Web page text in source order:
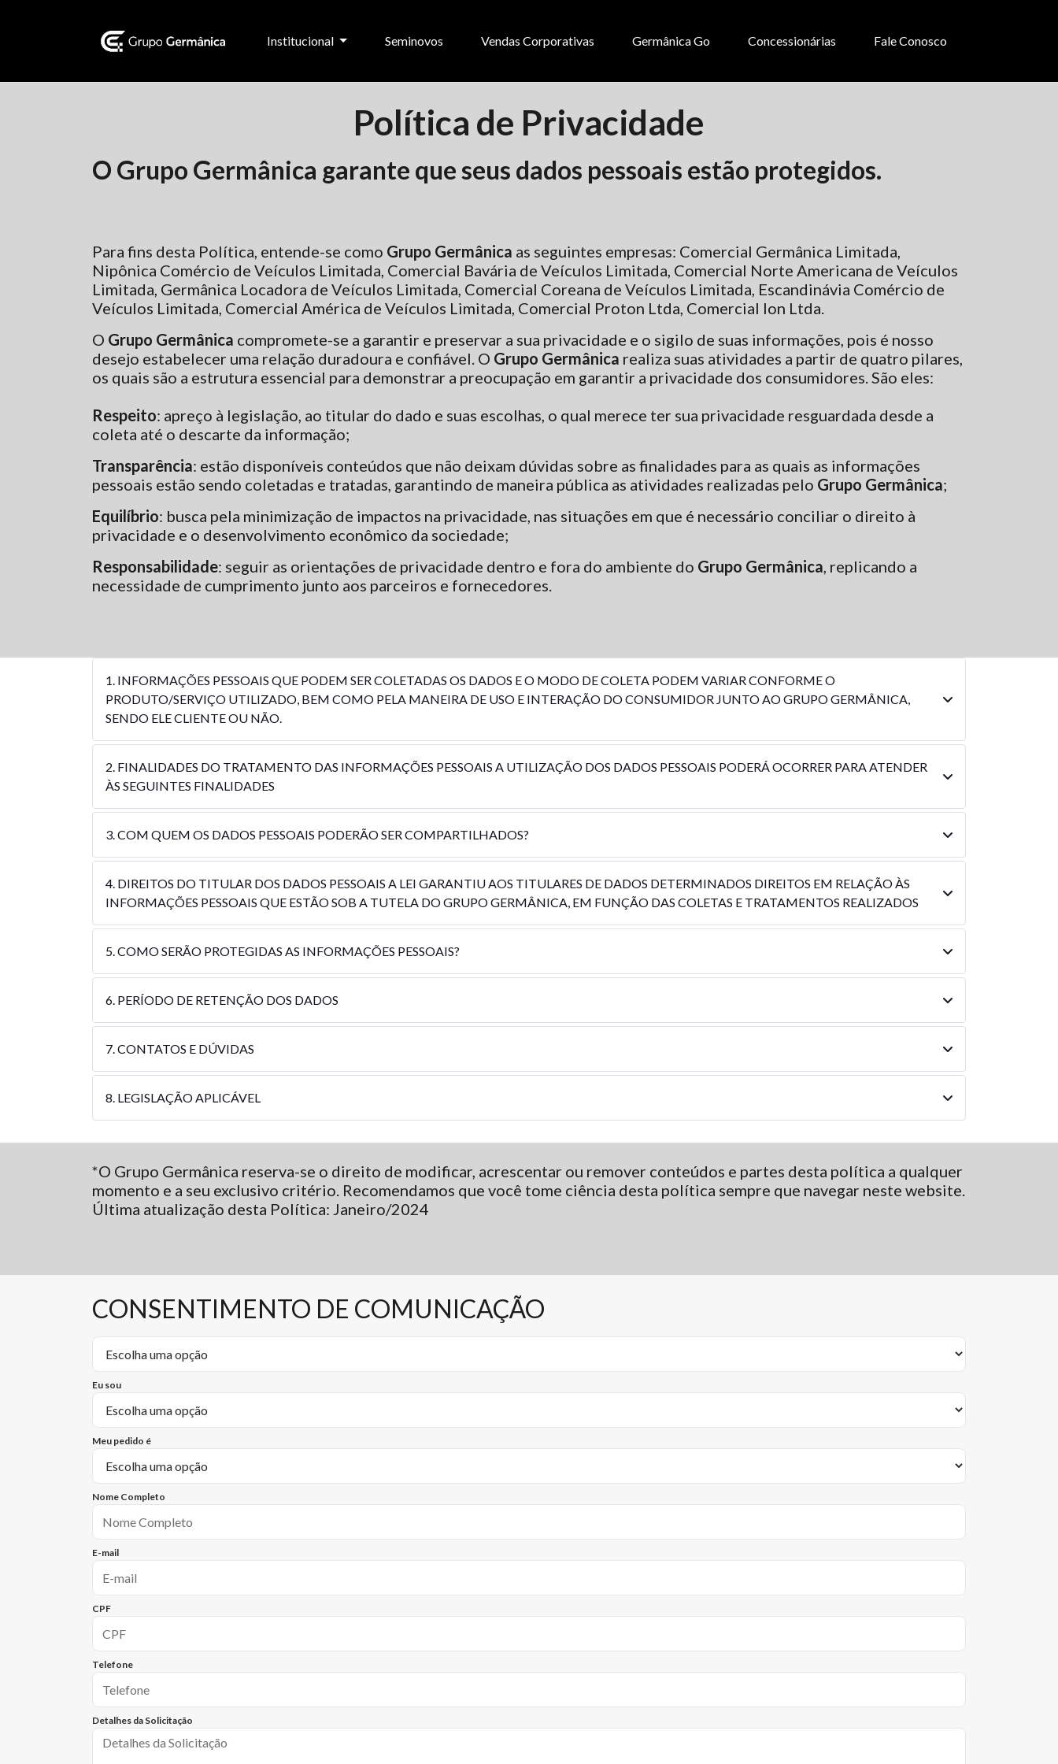
Institucional Seminovos Vendas Corporativas Germânica Go Concessionárias Fale Conosco
Política de Privacidade
O Grupo Germânica garante que seus dados pessoais estão protegidos.
Para fins desta Política, entende-se como Grupo Germânica as seguintes empresas: Comercial Germânica Limitada,
Nipônica Comércio de Veículos Limitada, Comercial Bavária de Veículos Limitada, Comercial Norte Americana de Veículos
Limitada, Germânica Locadora de Veículos Limitada, Comercial Coreana de Veículos Limitada, Escandinávia Comércio de
Veículos Limitada, Comercial América de Veículos Limitada, Comercial Proton Ltda, Comercial Ion Ltda.
O Grupo Germânica compromete-se a garantir e preservar a sua privacidade e o sigilo de suas informações, pois é nosso
desejo estabelecer uma relação duradoura e confiável. O Grupo Germânica realiza suas atividades a partir de quatro pilares,
os quais são a estrutura essencial para demonstrar a preocupação em garantir a privacidade dos consumidores. São eles:
Respeito: apreço à legislação, ao titular do dado e suas escolhas, o qual merece ter sua privacidade resguardada desde a
coleta até o descarte da informação;
Transparência: estão disponíveis conteúdos que não deixam dúvidas sobre as finalidades para as quais as informações
pessoais estão sendo coletadas e tratadas, garantindo de maneira pública as atividades realizadas pelo Grupo Germânica;
Equilíbrio: busca pela minimização de impactos na privacidade, nas situações em que é necessário conciliar o direito à
privacidade e o desenvolvimento econômico da sociedade;
Responsabilidade: seguir as orientações de privacidade dentro e fora do ambiente do Grupo Germânica, replicando a
necessidade de cumprimento junto aos parceiros e fornecedores.
1. INFORMAÇÕES PESSOAIS QUE PODEM SER COLETADAS OS DADOS E O MODO DE COLETA PODEM VARIAR CONFORME O
PRODUTO/SERVIÇO UTILIZADO, BEM COMO PELA MANEIRA DE USO E INTERAÇÃO DO CONSUMIDOR JUNTO AO GRUPO GERMÂNICA,
SENDO ELE CLIENTE OU NÃO.
2. FINALIDADES DO TRATAMENTO DAS INFORMAÇÕES PESSOAIS A UTILIZAÇÃO DOS DADOS PESSOAIS PODERÁ OCORRER PARA ATENDER
ÀS SEGUINTES FINALIDADES
3. COM QUEM OS DADOS PESSOAIS PODERÃO SER COMPARTILHADOS?
4. DIREITOS DO TITULAR DOS DADOS PESSOAIS A LEI GARANTIU AOS TITULARES DE DADOS DETERMINADOS DIREITOS EM RELAÇÃO ÀS
INFORMAÇÕES PESSOAIS QUE ESTÃO SOB A TUTELA DO GRUPO GERMÂNICA, EM FUNÇÃO DAS COLETAS E TRATAMENTOS REALIZADOS
5. COMO SERÃO PROTEGIDAS AS INFORMAÇÕES PESSOAIS?
6. PERÍODO DE RETENÇÃO DOS DADOS
7. CONTATOS E DÚVIDAS
8. LEGISLAÇÃO APLICÁVEL
*O Grupo Germânica reserva-se o direito de modificar, acrescentar ou remover conteúdos e partes desta política a qualquer
momento e a seu exclusivo critério. Recomendamos que você tome ciência desta política sempre que navegar neste website.
Última atualização desta Política: Janeiro/2024
CONSENTIMENTO DE COMUNICAÇÃO
Eu sou
Meu pedido é
Nome Completo
E-mail
CPF
Telefone
Detalhes da Solicitação